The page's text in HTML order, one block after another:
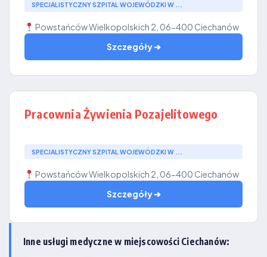
SPECJALISTYCZNY SZPITAL WOJEWÓDZKI W ...
Powstańców Wielkopolskich 2, 06-400 Ciechanów
Szczegóły ➔
Pracownia Żywienia Pozajelitowego
SPECJALISTYCZNY SZPITAL WOJEWÓDZKI W ...
Powstańców Wielkopolskich 2, 06-400 Ciechanów
Szczegóły ➔
Inne usługi medyczne w miejscowości Ciechanów: